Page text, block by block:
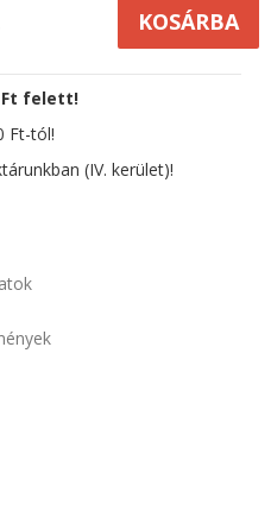
Ft felett!
Ft-tól!
(IV. kerület)!